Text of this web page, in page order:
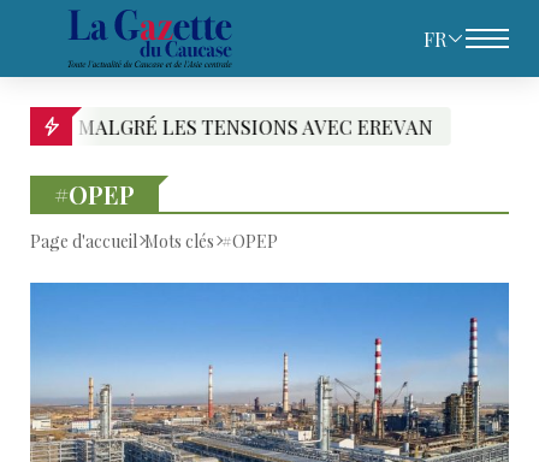
FR
EREVAN PACHINIAN DESIGNE LES
#OPEP
Page d'accueil Mots clés #OPEP